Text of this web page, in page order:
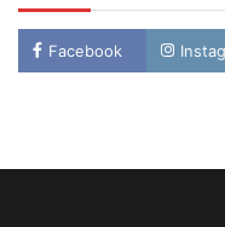
Facebook